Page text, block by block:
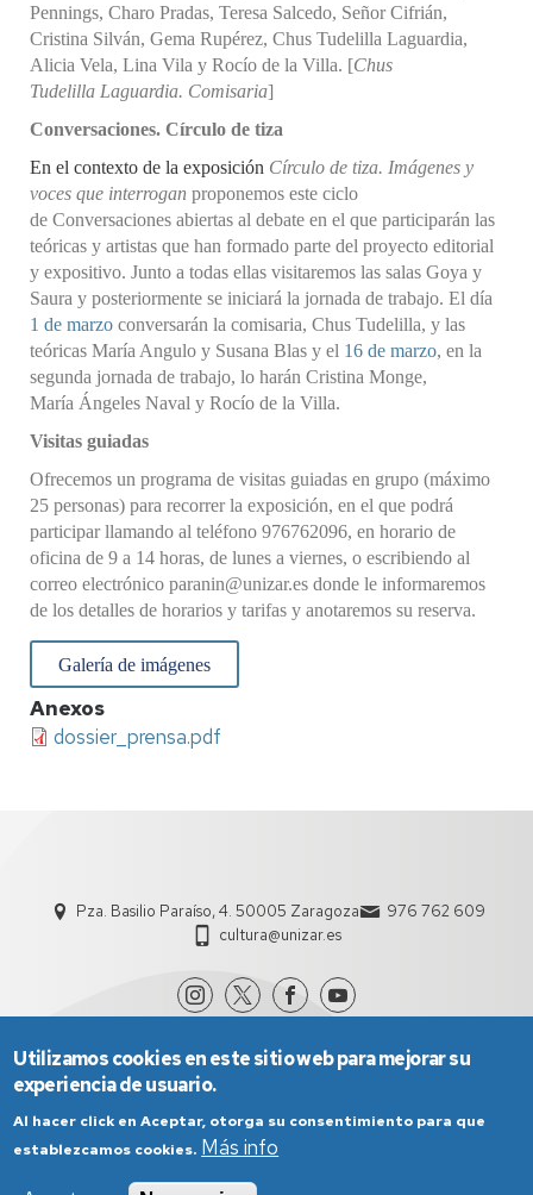
Pennings, Charo Pradas, Teresa Salcedo, Señor Cifrián,
Cristina Silván, Gema Rupérez, Chus Tudelilla Laguardia,
Alicia Vela, Lina Vila y Rocío de la Villa. [Chus
Tudelilla Laguardia. Comisaria]
Conversaciones. Círculo de tiza
En el contexto de la exposición Círculo de tiza. Imágenes y
voces que interrogan proponemos este ciclo
de Conversaciones abiertas al debate en el que participarán las
teóricas y artistas que han formado parte del proyecto editorial
y expositivo. Junto a todas ellas visitaremos las salas Goya y
Saura y posteriormente se iniciará la jornada de trabajo. El día
1 de marzo conversarán la comisaria, Chus Tudelilla, y las
teóricas María Angulo y Susana Blas y el 16 de marzo, en la
segunda jornada de trabajo, lo harán Cristina Monge,
María Ángeles Naval y Rocío de la Villa.
Visitas guiadas
Ofrecemos un programa de visitas guiadas en grupo (máximo
25 personas) para recorrer la exposición, en el que podrá
participar llamando al teléfono 976762096, en horario de
oficina de 9 a 14 horas, de lunes a viernes, o escribiendo al
correo electrónico paranin@unizar.es donde le informaremos
de los detalles de horarios y tarifas y anotaremos su reserva.
Galería de imágenes
Anexos
dossier_prensa.pdf
Pza. Basilio Paraíso, 4. 50005 Zaragoza
976 762 609
cultura@unizar.es
Utilizamos cookies en este sitio web para mejorar su
experiencia de usuario.
Al hacer click en Aceptar, otorga su consentimiento para que
establezcamos cookies. Más info